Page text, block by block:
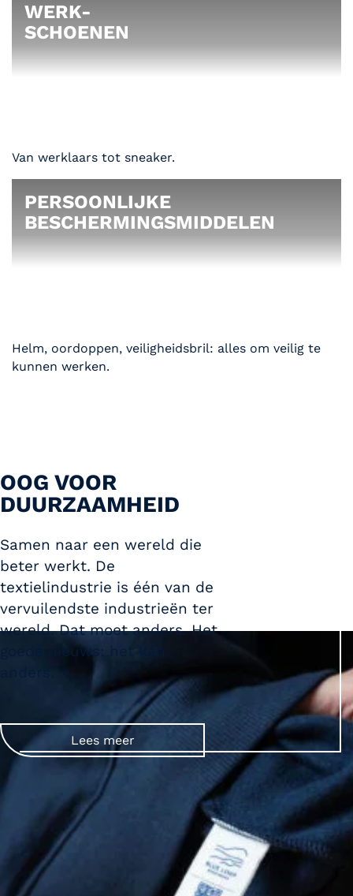
WERK-
SCHOENEN
Van werklaars tot sneaker.
PERSOONLIJKE
BESCHERMINGSMIDDELEN
Helm, oordoppen, veiligheidsbril: alles om veilig te
kunnen werken.
OOG VOOR
DUURZAAMHEID
Samen naar een wereld die
beter werkt. De
textielindustrie is één van de
vervuilendste industrieën ter
wereld. Dat moet anders. Het
goede nieuws: het kán
Lees meer